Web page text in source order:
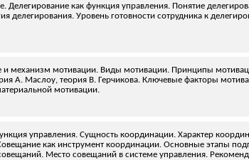
Делегирование как функция управления. Понятие
делегирования. Уровень готовности сотрудника к
и механизм мотивации. Виды мотивации. Принципы
А. Маслоу, теория В. Герчикова. Ключевые факторы
мотивации.
управления. Сущность координации. Характер
как инструмент координации. Основные этапы
Место совещаний в системе управления.